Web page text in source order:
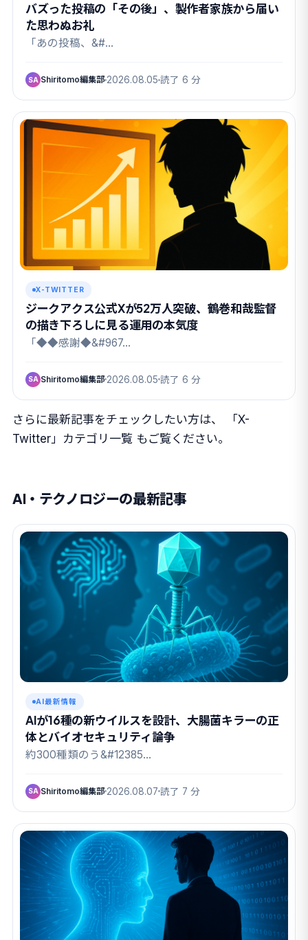
バズった投稿の「その後」、製作者家族から届い
た思わぬお礼
「あの投稿、&#…
SA Shiritomo編集部 2026.08.05 読了 6 分
X-TWITTER
ジークアクス公式Xが52万人突破、鶴巻和哉監督
の描き下ろしに見る運用の本気度
「◆◆感謝◆&#967…
SA Shiritomo編集部 2026.08.05 読了 6 分
さらに最新記事をチェックしたい方は、
「X-
Twitter」カテゴリ一覧 もご覧ください。
AI・テクノロジーの最新記事
AI最新情報
AIが16種の新ウイルスを設計、大腸菌キラーの正
体とバイオセキュリティ論争
約300種類のう&#12385…
SA Shiritomo編集部 2026.08.07 読了 7 分